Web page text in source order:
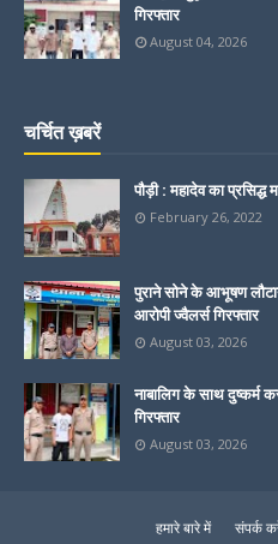
गिरफ्तार
August 04, 2026
चर्चित ख़बरें
पौड़ी : महादेव का
February 26, 2022
पुराने सोने के आभूषण
आरोपी ज्वैलर्स गिरफ्तार
August 03, 2026
नाबालिग के साथ दुष्कर्म
गिरफ्तार
August 03, 2026
हमारे बारे में संपर्क